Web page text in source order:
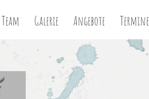
Team Galerie Angebote Termine